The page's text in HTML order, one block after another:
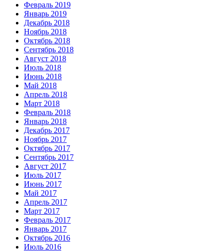
Февраль 2019
Январь 2019
Декабрь 2018
Ноябрь 2018
Октябрь 2018
Сентябрь 2018
Август 2018
Июль 2018
Июнь 2018
Май 2018
Апрель 2018
Март 2018
Февраль 2018
Январь 2018
Декабрь 2017
Ноябрь 2017
Октябрь 2017
Сентябрь 2017
Август 2017
Июль 2017
Июнь 2017
Май 2017
Апрель 2017
Март 2017
Февраль 2017
Январь 2017
Октябрь 2016
Июль 2016